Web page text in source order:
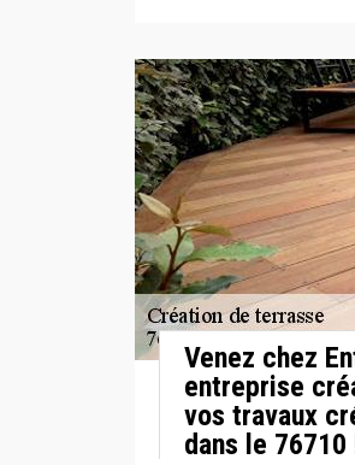
Venez chez
entreprise
vos travaux
dans le 76710